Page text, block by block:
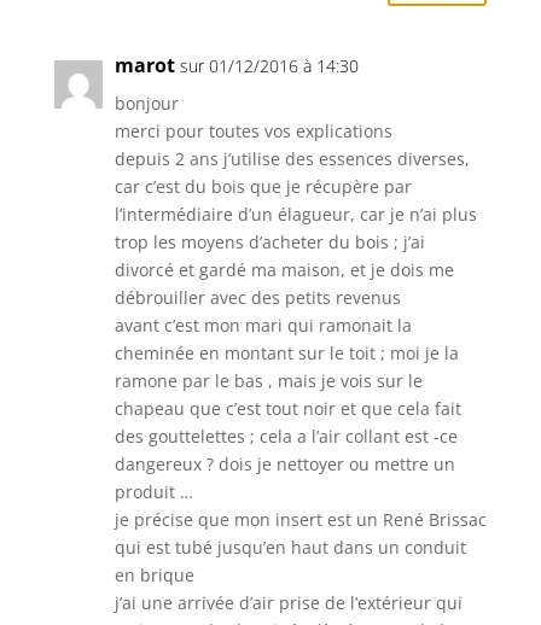
marot sur 01/12/2016 à 14:30
bonjour
merci pour toutes vos explications
depuis 2 ans j’utilise des essences diverses,
car c’est du bois que je récupère par
l’intermédiaire d’un élagueur, car je n’ai plus
trop les moyens d’acheter du bois ; j’ai
divorcé et gardé ma maison, et je dois me
débrouiller avec des petits revenus
avant c’est mon mari qui ramonait la
cheminée en montant sur le toit ; moi je la
ramone par le bas , mais je vois sur le
chapeau que c’est tout noir et que cela fait
des gouttelettes ; cela a l’air collant est -ce
dangereux ? dois je nettoyer ou mettre un
produit …
je précise que mon insert est un René Brissac
qui est tubé jusqu’en haut dans un conduit
en brique
j’ai une arrivée d’air prise de l’extérieur qui